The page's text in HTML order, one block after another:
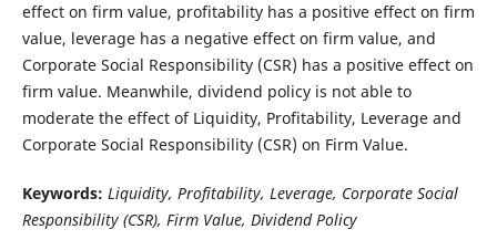
effect on firm value, profitability has a positive effect on firm
value, leverage has a negative effect on firm value, and
Corporate Social Responsibility (CSR) has a positive effect on
firm value. Meanwhile, dividend policy is not able to
moderate the effect of Liquidity, Profitability, Leverage and
Corporate Social Responsibility (CSR) on Firm Value.
Keywords: Liquidity, Profitability, Leverage, Corporate Social
Responsibility (CSR), Firm Value, Dividend Policy